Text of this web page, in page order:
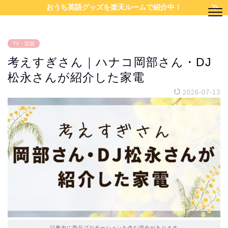
おうち英語グッズを楽天ルームで紹介中！
TV・芸能
考えすぎさん｜ハナコ岡部さん・DJ
松永さんが紹介した家電
2026-07-13